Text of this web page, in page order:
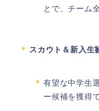
とで、チーム
スカウト＆新入生
有望な中学生
ー候補を獲得